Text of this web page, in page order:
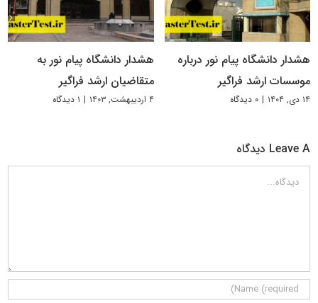
هشدار دانشگاه پیام نور درباره
موسسات ارشد فراگیر
۱۴ دی, ۱۴۰۴ | ۰ دیدگاه
هشدار دانشگاه پیام نور به
متقاضیان ارشد فراگیر
۴ اردیبهشت, ۱۴۰۳ | ۱ دیدگاه
Leave A دیدگاه
دیدگاه